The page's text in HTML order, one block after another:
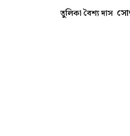
তুলিকা বৈশ্য দাস